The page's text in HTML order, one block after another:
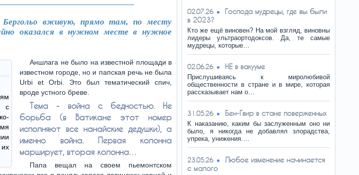
Бергольо вживую, прямо там, по месту
оказался в нужном месте в нужное
с
Аншлага не было на известной площади в
известном городе, но и папская речь не была
Urbi et Orbi. Это был тематический спич,
вроде устного бреве.
Тема - война с бедностью. Не
борьба (в Ватикане этот номер
исполняют все нанайские дедушки), а
именно война. Первая колонна
марширует, вторая колонна…
Папа вещал на своем пьемонтском
02.07.26
Господа мудрецы, где вы были
в 2023?
Кто же ещё виновен? На мой взгляд, виновны
лидеры ультраортодоксов. Да, те самые
мудрецы, которые…
02.06.26 НЕ в вакууме
Прислушиваясь к миролюбивой
общественности в стране и в мире, которая
рассказывает нам о…
31.05.26 Бен-Гвир в стане поверженных
К наказанию, каким бы заслуженным оно ни
было, я никогда не добавлял злорадства,
упрека, унижения.…
23.05.26
Любое изменение начинается
с малого